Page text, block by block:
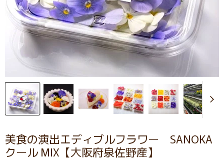
美食の演出エディブルフラワー SANOKA
クール MIX【大阪府泉佐野産】